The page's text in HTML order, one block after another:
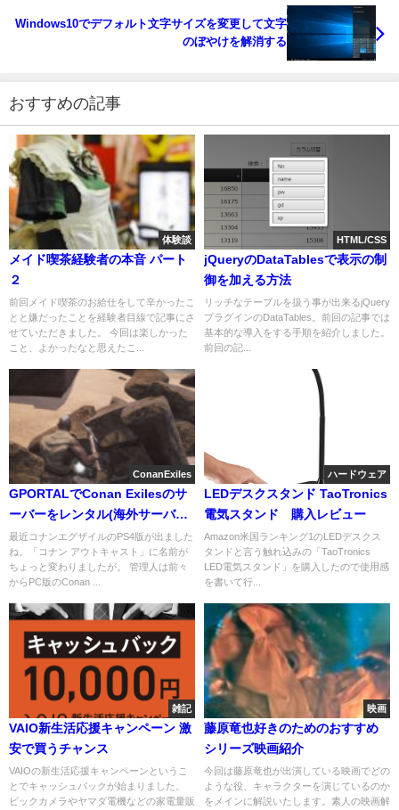
Windows10でデフォルト文字サイズを変更して文字
のぼやけを解消する
おすすめの記事
体験談
メイド喫茶経験者の本音 パート
２
前回メイド喫茶のお給仕をして辛かったこ
とと嫌だったことを経験者目線で記事にさ
せていただきました。 今回は楽しかった
こと、よかったなと思えたこ...
HTML/CSS
jQueryのDataTablesで表示の制
御を加える方法
リッチなテーブルを扱う事が出来るjQuery
プラグインのDataTables。前回の記事では
基本的な導入をする手順を紹介しました。
前回の記...
ConanExiles
GPORTALでConan Exilesのサ
ーバーをレンタル(海外サーバー
編)
最近コナンエグザイルのPS4版が出ました
ね。「コナン アウトキャスト」に名前が
ちょっと変わりましたが。 管理人は前々
からPC版のConan ...
ハードウェア
LEDデスクスタンド TaoTronics
電気スタンド 購入レビュー
Amazon米国ランキング1のLEDデスクス
タンドと言う触れ込みの「TaoTronics
LED電気スタンド」を購入したので使用感
を書いて行...
雑記
VAIO新生活応援キャンペーン 激
安で買うチャンス
VAIOの新生活応援キャンペーンというこ
とでキャッシュバックが始まりました。
ビックカメラやヤマダ電機などの家電量販
映画
藤原竜也好きのためのおすすめ
シリーズ映画紹介
今回は藤原竜也が出演している映画でどの
ような役、キャラクターを演じているのか
をメインに解説いたします。素人の映画解